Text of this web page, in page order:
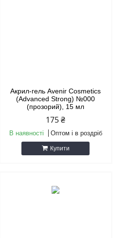
Акрил-гель Avenir Cosmetics
(Advanced Strong) №000
(прозорий), 15 мл
175 ₴
В наявності Оптом і в роздріб
Купити